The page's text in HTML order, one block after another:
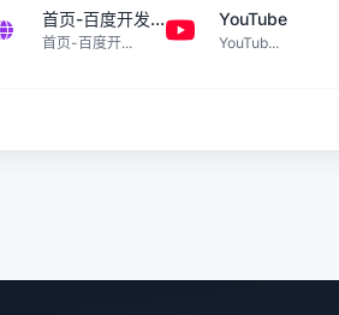
首页-百度开发...
首页-百度开...
YouTube
YouTub...